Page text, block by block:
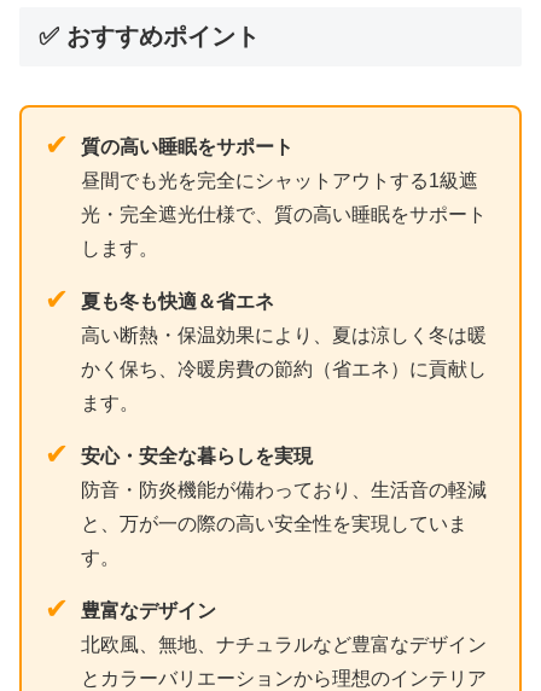
✅ おすすめポイント
✔
質の高い睡眠をサポート
昼間でも光を完全にシャットアウトする1級遮
光・完全遮光仕様で、質の高い睡眠をサポート
します。
✔
夏も冬も快適＆省エネ
高い断熱・保温効果により、夏は涼しく冬は暖
かく保ち、冷暖房費の節約（省エネ）に貢献し
ます。
✔
安心・安全な暮らしを実現
防音・防炎機能が備わっており、生活音の軽減
と、万が一の際の高い安全性を実現していま
す。
✔
豊富なデザイン
北欧風、無地、ナチュラルなど豊富なデザイン
とカラーバリエーションから理想のインテリア